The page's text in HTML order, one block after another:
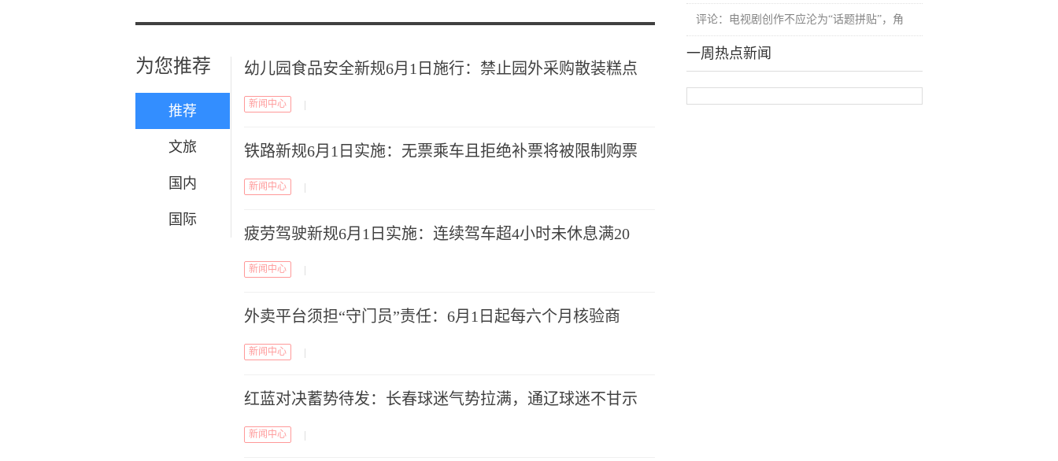
为您推荐
推荐
文旅
国内
国际
幼儿园食品安全新规6月1日施行：禁止园外采购散装糕点
新闻中心
铁路新规6月1日实施：无票乘车且拒绝补票将被限制购票
新闻中心
疲劳驾驶新规6月1日实施：连续驾车超4小时未休息满20
新闻中心
外卖平台须担“守门员”责任：6月1日起每六个月核验商
新闻中心
红蓝对决蓄势待发：长春球迷气势拉满，通辽球迷不甘示
新闻中心
评论：电视剧创作不应沦为“话题拼贴”，角
一周热点新闻